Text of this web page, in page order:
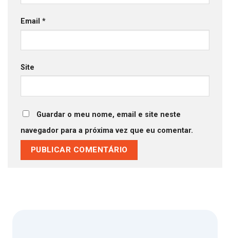
Email *
Site
Guardar o meu nome, email e site neste
navegador para a próxima vez que eu comentar.